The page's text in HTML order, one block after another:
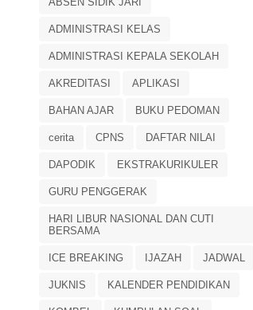
ADMINISTRASI KELAS
ADMINISTRASI KEPALA SEKOLAH
AKREDITASI APLIKASI
BAHAN AJAR BUKU PEDOMAN
cerita CPNS DAFTAR NILAI
DAPODIK EKSTRAKURIKULER
GURU PENGGERAK
HARI LIBUR NASIONAL DAN CUTI
BERSAMA
ICE BREAKING IJAZAH JADWAL
JUKNIS KALENDER PENDIDIKAN